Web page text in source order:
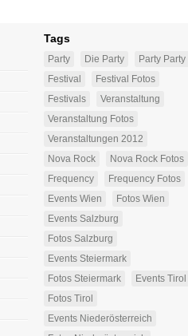
Tags
Party Die Party
Party Party
Festival
Festival Fotos
Festivals
Veranstaltung
Veranstaltung Fotos
Veranstaltungen 2012
Nova Rock
Nova Rock Fotos
Frequency
Frequency Fotos
Events Wien
Fotos Wien
Events Salzburg
Fotos Salzburg
Events Steiermark
Fotos Steiermark
Events Tirol
Fotos Tirol
Events Niederösterreich